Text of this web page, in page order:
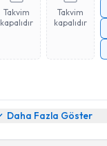
Takvim
kapalıdır
Takvim
kapalıdır
Daha Fazla Göster